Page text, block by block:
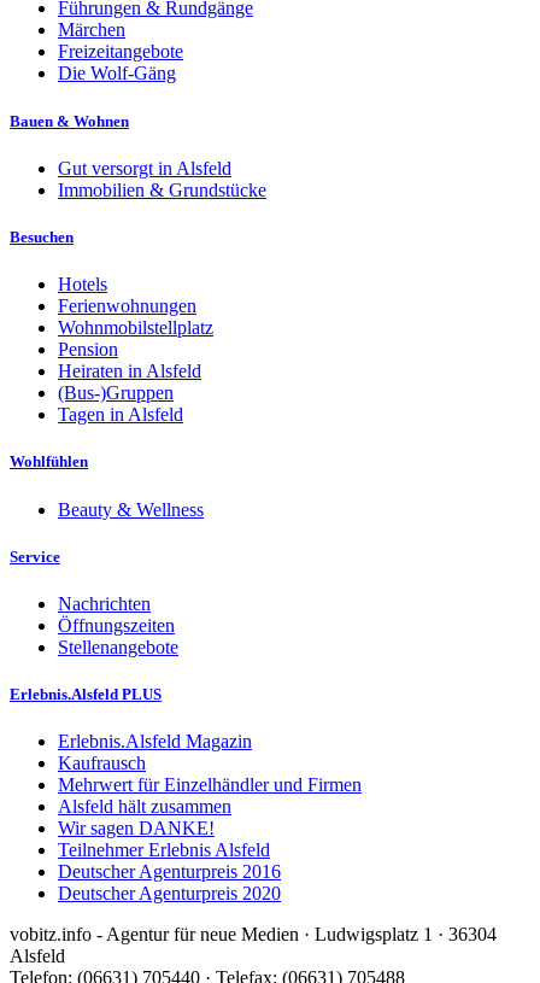
Führungen & Rundgänge
Märchen
Freizeitangebote
Die Wolf-Gäng
Bauen & Wohnen
Gut versorgt in Alsfeld
Immobilien & Grundstücke
Besuchen
Hotels
Ferienwohnungen
Wohnmobilstellplatz
Pension
Heiraten in Alsfeld
(Bus-)Gruppen
Tagen in Alsfeld
Wohlfühlen
Beauty & Wellness
Service
Nachrichten
Öffnungszeiten
Stellenangebote
Erlebnis.Alsfeld PLUS
Erlebnis.Alsfeld Magazin
Kaufrausch
Mehrwert für Einzelhändler und Firmen
Alsfeld hält zusammen
Wir sagen DANKE!
Teilnehmer Erlebnis Alsfeld
Deutscher Agenturpreis 2016
Deutscher Agenturpreis 2020
vobitz.info - Agentur für neue Medien · Ludwigsplatz 1 · 36304
Alsfeld
Telefon: (06631) 705440 · Telefax: (06631) 705488